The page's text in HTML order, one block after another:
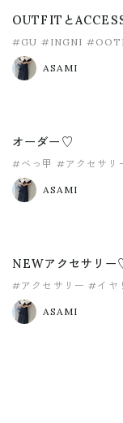
OUTFITと
#GU #INGNI
ASAMI
オーダー♡
#べっ甲 #アクセサリ
#タッセル
ASAMI
NEWアクセサリー
#アクセサリー #イヤ
#ファー
ASAMI